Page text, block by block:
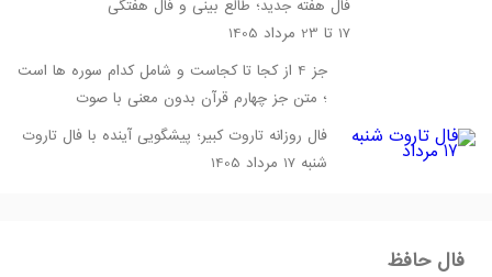
فال هفته جدید؛ طالع بینی و فال هفتگی
17 تا 23 مرداد 1405
جز 4 از کجا تا کجاست و شامل کدام سوره ها است
؛ متن جز چهارم قرآن بدون معنی با صوت
فال روزانه تاروت کبیر؛ پیشگویی آینده با فال تاروت
شنبه 17 مرداد 1405
فال حافظ